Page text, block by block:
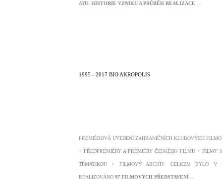
ATD. HISTORIE VZNIKU A PRŮBĚH REALIZACE
1995 - 2017 BIO AKROPOLIS
PREMIÉROVÁ UVEDENÍ ZAHRANIČNÍCH KLUBOVÝCH
+ PŘEDPREMIÉRY A PREMIÉRY ČESKÉHO FILMU + FILMY
TÉMATIKOU + FILMOVÝ ARCHIV. CELKEM BYLO V
REALIZOVÁNO 97 FILMOVÝCH PŘEDSTAVENÍ